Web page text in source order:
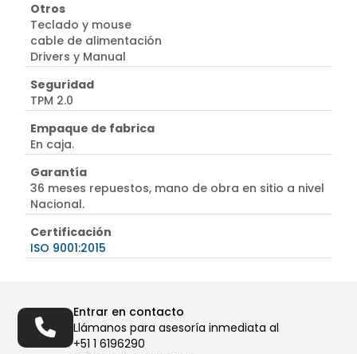
Otros
Teclado y mouse
cable de alimentación
Drivers y Manual
Seguridad
TPM 2.0
Empaque de fabrica
En caja.
Garantía
36 meses repuestos, mano de obra en sitio a nivel
Nacional.
Certificación
ISO 9001:2015
Entrar en contacto
Llámanos para asesoría inmediata al
+51 1 6196290